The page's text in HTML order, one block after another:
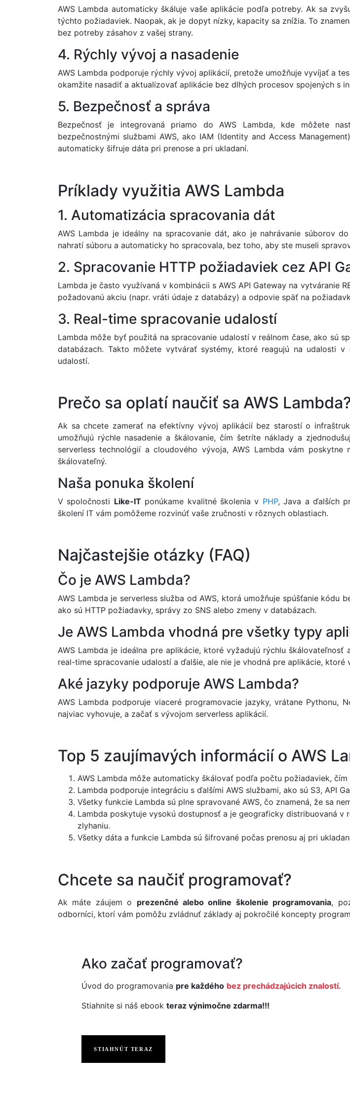
AWS Lambda automaticky škáluje vaše aplikácie podľa potreby. Ak sa
týchto požiadaviek. Naopak, ak je dopyt nízky, kapacity sa znížia. To
bez potreby zásahov z vašej strany.
4. Rýchly vývoj a nasadenie
AWS Lambda podporuje rýchly vývoj aplikácií, pretože umožňuje vyvíjať a
okamžite nasadiť a aktualizovať aplikácie bez dlhých procesov spojených s
5. Bezpečnosť a správa
Bezpečnosť je integrovaná priamo do AWS Lambda, kde môžete
bezpečnostnými službami AWS, ako IAM (Identity and Access
automaticky šifruje dáta pri prenose a pri ukladaní.
Príklady využitia AWS Lambda
1. Automatizácia spracovania dát
AWS Lambda je ideálny na spracovanie dát, ako je nahrávanie súborov
nahratí súboru a automaticky ho spracovala, bez toho, aby ste museli
2. Spracovanie HTTP požiadaviek cez API
Lambda je často využívaná v kombinácii s AWS API Gateway na vytváranie
požadovanú akciu (napr. vráti údaje z databázy) a odpovie späť na
3. Real-time spracovanie udalostí
Lambda môže byť použitá na spracovanie udalostí v reálnom čase, ako sú
databázach. Takto môžete vytvárať systémy, ktoré reagujú na udalosti
udalostí.
Prečo sa oplatí naučiť sa AWS
Ak sa chcete zamerať na efektívny vývoj aplikácií bez starostí o
umožňujú rýchle nasadenie a škálovanie, čím šetríte náklady a
serverless technológií a cloudového vývoja, AWS Lambda vám
škálovateľný.
Naša ponuka školení
V spoločnosti Like-ITponúkame kvalitné školenia v PHP, Java a ďalších
školení IT vám pomôžeme rozvinúť vaše zručnosti v rôznych oblastiach.
Najčastejšie otázky (FAQ)
Čo je AWS Lambda?
AWS Lambda je serverless služba od AWS, ktorá umožňuje spúšťanie
ako sú HTTP požiadavky, správy zo SNS alebo zmeny v databázach.
Je AWS Lambda vhodná pre všetky typy
AWS Lambda je ideálna pre aplikácie, ktoré vyžadujú rýchlu
real-time spracovanie udalostí a ďalšie, ale nie je vhodná pre aplikácie,
Aké jazyky podporuje AWS Lambda?
AWS Lambda podporuje viaceré programovacie jazyky, vrátane
najviac vyhovuje, a začať s vývojom serverless aplikácií.
Top 5 zaujímavých informácií o AWS
AWS Lambda môže automaticky škálovať podľa počtu požiadaviek,
Lambda podporuje integráciu s ďalšími AWS službami, ako sú S3, API
Všetky funkcie Lambda sú plne spravované AWS, čo znamená, že sa
Lambda poskytuje vysokú dostupnosť a je geograficky distribuovaná
zlyhaniu.
Všetky dáta a funkcie Lambda sú šifrované počas prenosu aj pri
Chcete sa naučiť programovať?
Ak máte záujem o prezenčné alebo online školenie programovania,
odborníci, ktorí vám pomôžu zvládnuť základy aj pokročilé koncepty
Ako začať programovať?
Úvod do programovania pre každého bez prechádzajúcich znalostí.
Stiahnite si náš ebook teraz výnimočne zdarma!!!
STIAHNÚT TERAZ